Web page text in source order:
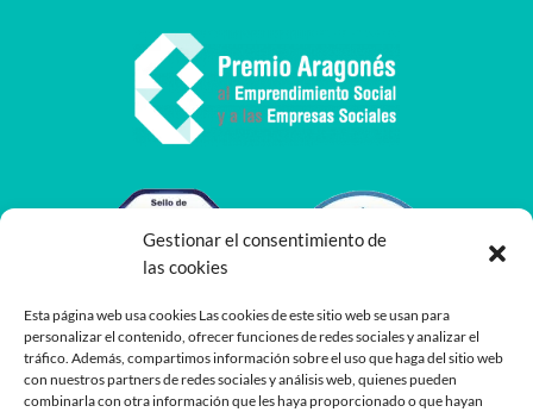
Gestionar el consentimiento de
las cookies
Esta página web usa cookies Las cookies de este sitio web se usan para
personalizar el contenido, ofrecer funciones de redes sociales y analizar el
tráfico. Además, compartimos información sobre el uso que haga del sitio web
con nuestros partners de redes sociales y análisis web, quienes pueden
combinarla con otra información que les haya proporcionado o que hayan